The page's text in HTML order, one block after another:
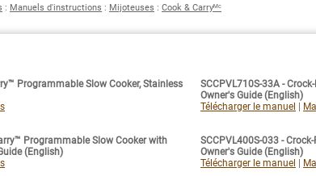
: Manuels d'instructions : Mijoteuses : Cook & Carryᴹᶜ
Programmable Slow Cooker, Stainless
SCCPVL710S-33A -
Owner's Guide (English)
Télécharger le manuel
Programmable Slow Cooker with
(English)
SCCPVL400S-033 -
Owner's Guide (English)
Télécharger le manuel |